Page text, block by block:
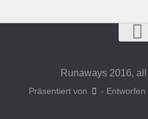
Runaways 2016,
Präsentiert von - Entworfen